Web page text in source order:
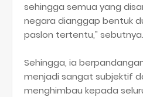
sehingga semua yang
negara dianggap bentuk
paslon tertentu," sebutnya.
Sehingga, ia
menjadi sangat subjektif
menghimbau kepada